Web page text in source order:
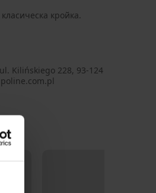
кройка.
Kilińskiego 228, 93-124